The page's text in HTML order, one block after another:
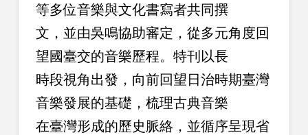
等多位音樂與文化書寫者共同撰
文，並由吳鳴協助審定，從多元角度回
望國臺交的音樂歷程。特刊以長
時段視角出發，向前回望日治時期臺灣
音樂發展的基礎，梳理古典音樂
在臺灣形成的歷史脈絡，並循序呈現省